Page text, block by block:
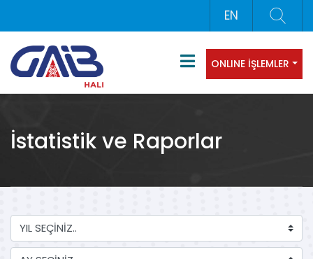
EN
ONLINE İŞLEMLER
İstatistik ve Raporlar